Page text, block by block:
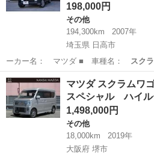
198,000円
その他
194,300km
2007年
埼玉県 日高市
ーカー名： マツダ ■ 車種名： スク
名： ＰＺターボ ス…
埼玉 日高市 その他
マツダ スクラム
スペシャル ハイ
1,498,000円
その他
18,000km
2019年
大阪府 堺市